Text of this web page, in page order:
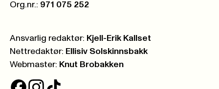
Org.nr.: 971 075 252
Ansvarlig redaktør: Kjell-Erik Kallset
Nettredaktør: Ellisiv Solskinnsbakk
Webmaster: Knut Brobakken